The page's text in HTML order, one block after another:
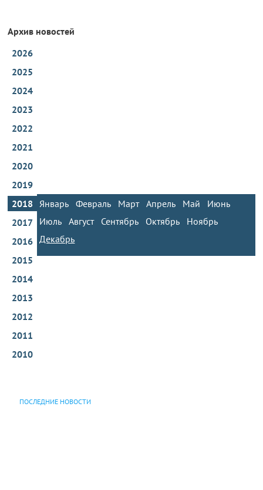
Архив новостей
2026
2025
2024
2023
2022
2021
2020
2019
2018
Январь Февраль Март Апрель Май
Июнь
Июль
Август Сентябрь Октябрь
Ноябрь
Декабрь
2017
2016
2015
2014
2013
2012
2011
2010
ПОСЛЕДНИЕ НОВОСТИ